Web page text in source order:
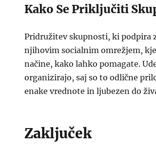
Kako Se Priključiti
Pridružitev skupnosti, ki podpira
njihovim socialnim omrežjem,
načine, kako lahko pomagate.
organizirajo, saj so to odlične
enake vrednote in ljubezen do
Zaključek